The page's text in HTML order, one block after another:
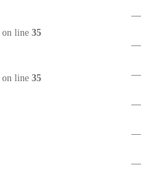
on line35
on line35